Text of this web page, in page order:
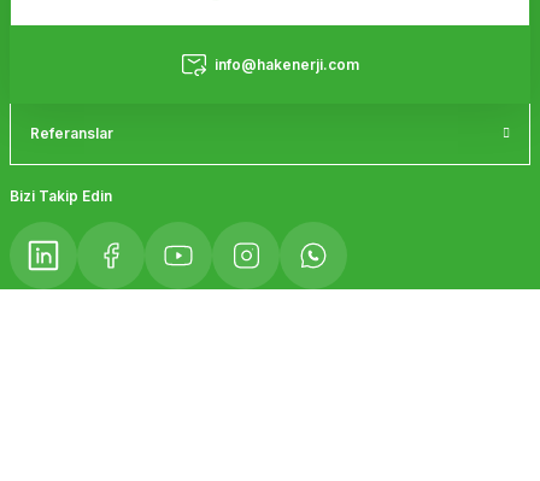
Bu ürüne benzer farklı alternatifler olmalı.
info@hakenerji.com
Referanslar
Bizi Takip Edin